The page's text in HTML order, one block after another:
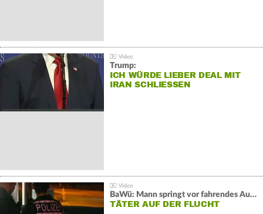
Trump:
ICH WÜRDE LIEBER DEAL MIT
IRAN SCHLIESSEN
BaWü: Mann springt vor fahrendes Auto und schießt
TÄTER AUF DER FLUCHT